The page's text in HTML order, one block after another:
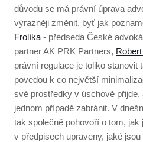
důvodu se má právní úprava
výrazněji změnit, byť jak
Frolíka - předseda České
partner AK PRK Partners,
právní regulace je toliko stanovit
povedou k co největší
své prostředky v úschově
jednom případě zabránit. V
tak společně pohovoří o tom,
v předpisech upraveny, jaké